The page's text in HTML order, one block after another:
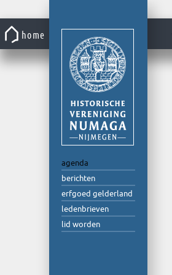
naar
de
inhoud
agenda
berichten
erfgoed gelderland
ledenbrieven
lid worden
home